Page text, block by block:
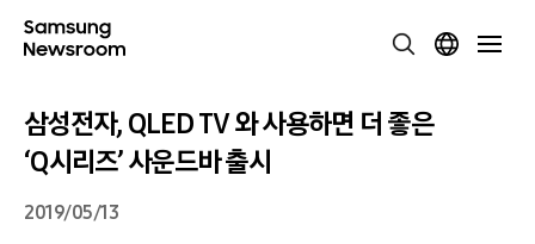
삼성전자, QLED TV 와 사용하면 더 좋은
‘Q시리즈’ 사운드바 출시
2019/05/13